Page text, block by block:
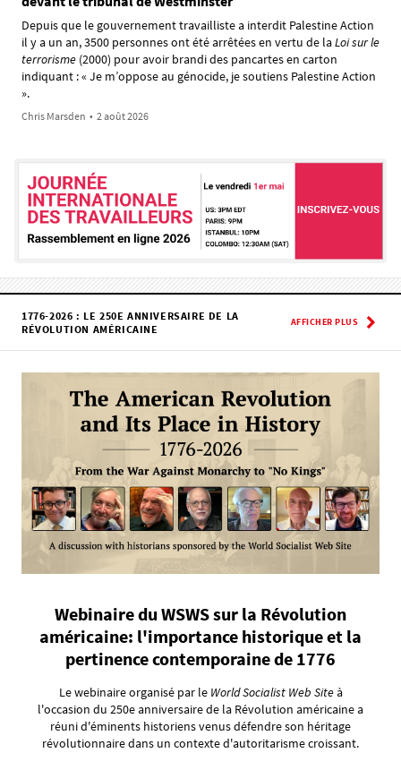
Depuis que le gouvernement travailliste a interdit Palestine Action
il y a un an, 3500 personnes ont été arrêtées en vertu de laLoi sur le
terrorisme (2000) pour avoir brandi des pancartes en carton
indiquant : « Je m’oppose au génocide, je soutiens Palestine Action
».
Chris Marsden • 2 août 2026
1776-2026 : LE 250E ANNIVERSAIRE DE LA
RÉVOLUTION AMÉRICAINE
AFFICHER PLUS
Webinaire du WSWS sur la Révolution
américaine: l'importance historique et la
pertinence contemporaine de 1776
Le webinaire organisé par le World Socialist Web Siteà
l'occasion du 250e anniversaire de la Révolution américaine a
réuni d'éminents historiens venus défendre son héritage
révolutionnaire dans un contexte d'autoritarisme croissant.